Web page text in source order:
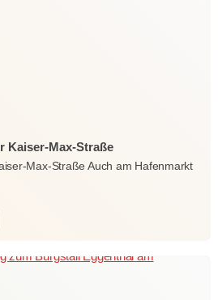
Kaiser-Max-Straße
Max-Straße Auch am Hafenmarkt